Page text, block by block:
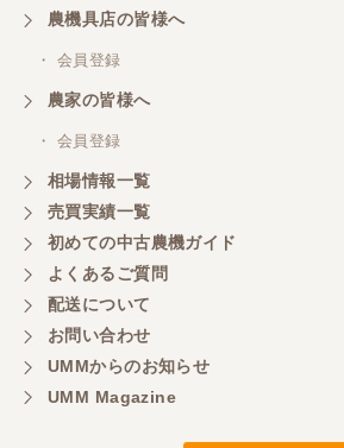
農機具店の皆様へ
・ 会員登録
農家の皆様へ
・ 会員登録
相場情報一覧
売買実績一覧
初めての中古農機ガイド
よくあるご質問
配送について
お問い合わせ
UMMからのお知らせ
UMM Magazine